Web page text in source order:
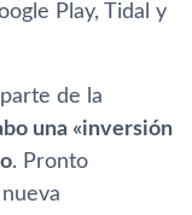
Play, Tidal y
de la
una «inversión
. Pronto